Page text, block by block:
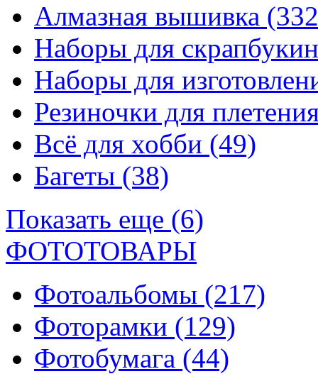
Алмазная вышивка
Наборы для
Наборы для
Резиночки для
Всё для хобби (49)
Багеты (38)
Показать еще (6)
ФОТОТОВАРЫ
Фотоальбомы (217)
Фоторамки (129)
Фотобумага (44)